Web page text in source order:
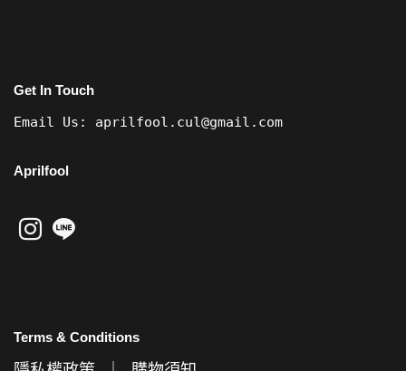
Get In Touch
Email Us: aprilfool.cul@gmail.com
Aprilfool
Terms & Conditions